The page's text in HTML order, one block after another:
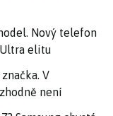
Nový telefon
elitu
V
není